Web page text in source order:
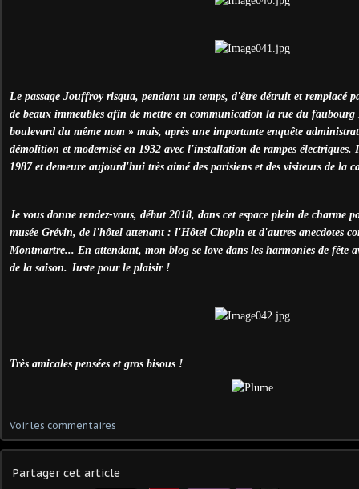
Le passage Jouffroy risqua, pendant un temps, d'être détruit et remplacé
de beaux immeubles afin de mettre en communication la rue du faubourg
boulevard du même nom » mais, après une importante enquête
démolition et modernisé en 1932 avec l'installation de rampes électriques.
1987 et demeure aujourd'hui très aimé des parisiens et des visiteurs de la
Je vous donne rendez-vous, début 2018, dans cet espace plein de charme
musée Grévin, de l'hôtel attenant : l'Hôtel Chopin et d'autres anecdotes
Montmartre... En attendant, mon blog se love dans les harmonies de fête
de la saison. Juste pour le plaisir !
Très amicales pensées et gros bisous !
Voir les commentaires
Partager cet article